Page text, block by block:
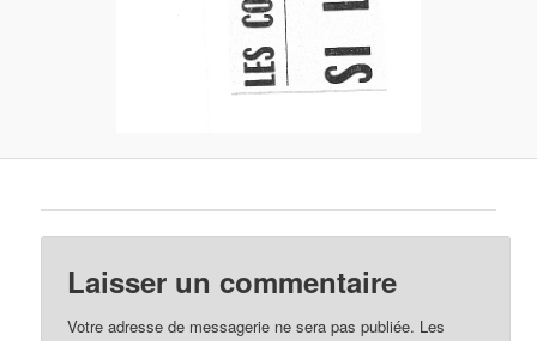
Laisser un commentaire
Votre adresse de messagerie ne sera pas publiée. Les